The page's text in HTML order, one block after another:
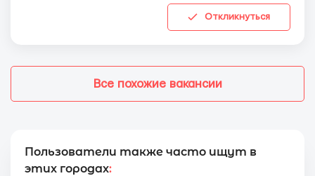
Откликнуться
Все похожие вакансии
Пользователи также часто ищут в
этих городах: